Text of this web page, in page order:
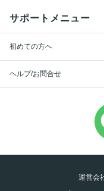
サポートメニュー
初めての方へ
ヘルプ/お問合せ
運営会